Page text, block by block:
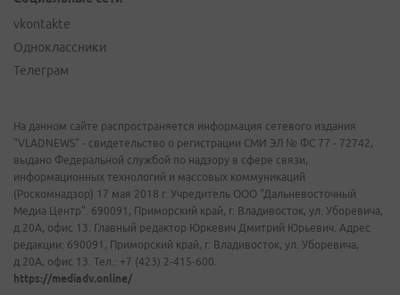
vkontakte
Одноклассники
Телеграм
На данном сайте распространяется информация сетевого издания
"VLADNEWS" - свидетельство о регистрации СМИ ЭЛ № ФС 77 - 72742,
выдано Федеральной службой по надзору в сфере связи,
информационных технологий и массовых коммуникаций
(Роскомнадзор) 17 мая 2018 г. Учредитель ООО "Дальневосточный
Медиа Центр". 690091, Приморский край, г. Владивосток, ул. Уборевича,
д.20А, офис 13. Главный редактор Юркевич Дмитрий Юрьевич. Адрес
редакции: 690091, Приморский край, г. Владивосток, ул. Уборевича,
д.20А, офис 13. Тел.: +7 (423) 2-415-600.
https://mediadv.online/